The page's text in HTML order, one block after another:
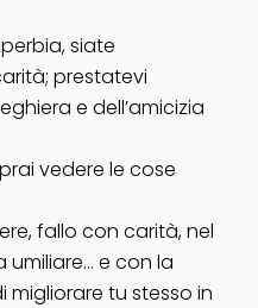
siate
prestatevi
e dell’amicizia
vedere le cose
fallo con carità, nel
e con la
migliorare tu stesso in